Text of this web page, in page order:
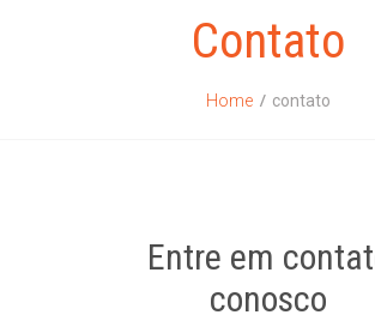
Contato
Home contato
Entre em
conosco